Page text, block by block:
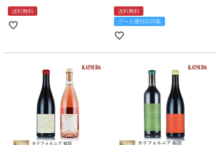
送料無料
送料無料
クール便対応可能